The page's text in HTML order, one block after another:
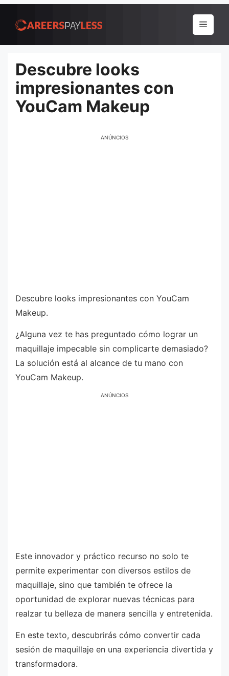
para
conteúdo
Menu
Descubre looks
impresionantes con
YouCam Makeup
ANÚNCIOS
Descubre looks impresionantes con YouCam
Makeup.
¿Alguna vez te has preguntado cómo lograr un
maquillaje impecable sin complicarte demasiado?
La solución está al alcance de tu mano con
YouCam Makeup.
ANÚNCIOS
Este innovador y práctico recurso no solo te
permite experimentar con diversos estilos de
maquillaje, sino que también te ofrece la
oportunidad de explorar nuevas técnicas para
realzar tu belleza de manera sencilla y entretenida.
En este texto, descubrirás cómo convertir cada
sesión de maquillaje en una experiencia divertida y
transformadora.